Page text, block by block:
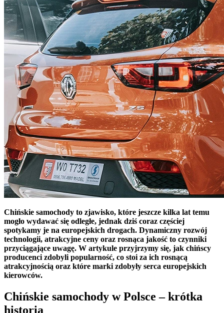
Chińskie samochody to zjawisko, które jeszcze kilka lat temu
mogło wydawać się odległe, jednak dziś coraz częściej
spotykamy je na europejskich drogach. Dynamiczny rozwój
technologii, atrakcyjne ceny oraz rosnąca jakość to czynniki
przyciągające uwagę. W artykule przyjrzymy się, jak chińscy
producenci zdobyli popularność, co stoi za ich rosnącą
atrakcyjnością oraz które marki zdobyły serca europejskich
kierowców.
Chińskie samochody w Polsce – krótka
historia